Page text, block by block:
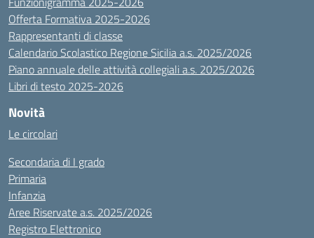
Offerta Formativa 2025-2026
Rappresentanti di classe
Calendario Scolastico Regione Sicilia a.s. 2025/2026
Piano annuale delle attività collegiali a.s. 2025/2026
Libri di testo 2025-2026
Novità
Le circolari
Secondaria di I grado
Primaria
Infanzia
Aree Riservate a.s. 2025/2026
Registro Elettronico